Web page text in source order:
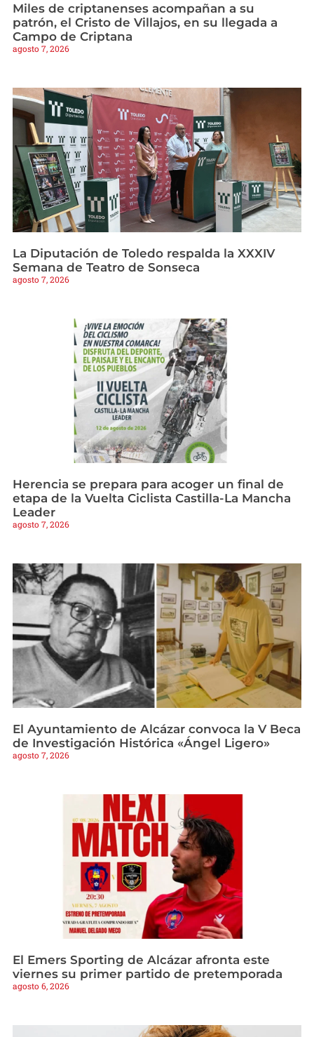
Miles de criptanenses acompañan a su
patrón, el Cristo de Villajos, en su llegada a
Campo de Criptana
agosto 7, 2026
La Diputación de Toledo respalda la XXXIV
Semana de Teatro de Sonseca
agosto 7, 2026
Herencia se prepara para acoger un final de
etapa de la Vuelta Ciclista Castilla-La Mancha
Leader
agosto 7, 2026
El Ayuntamiento de Alcázar convoca la V Beca
de Investigación Histórica «Ángel Ligero»
agosto 7, 2026
El Emers Sporting de Alcázar afronta este
viernes su primer partido de pretemporada
agosto 6, 2026